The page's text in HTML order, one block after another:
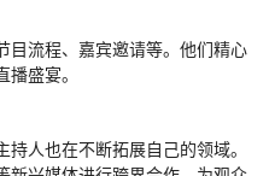
目流程、嘉宾邀请等。他们精心
盛宴。
人也在不断拓展自己的领域。